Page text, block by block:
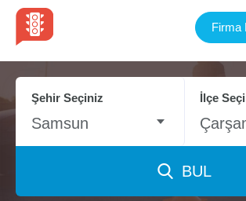
Firma
Şehir Seçiniz
Samsun
İlçe
BUL